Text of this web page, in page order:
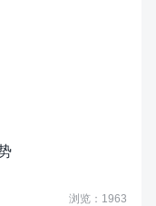
浏览：1963